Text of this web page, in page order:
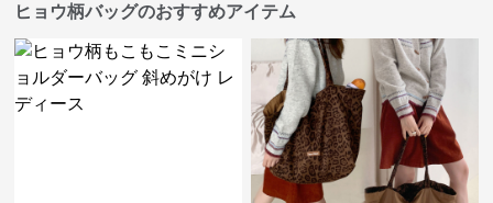
ヒョウ柄バッグのおすすめアイテム